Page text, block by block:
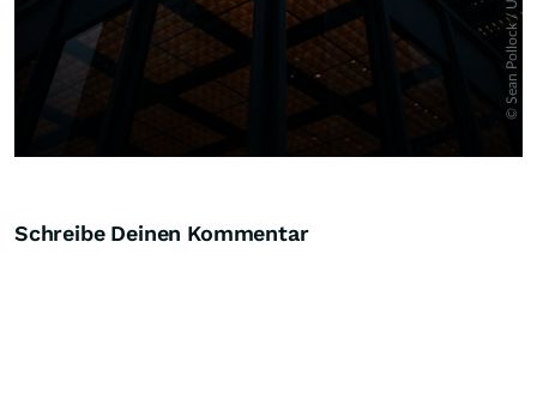
Schreibe Deinen Kommentar